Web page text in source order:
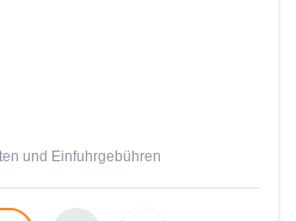
und Einfuhrgebühren